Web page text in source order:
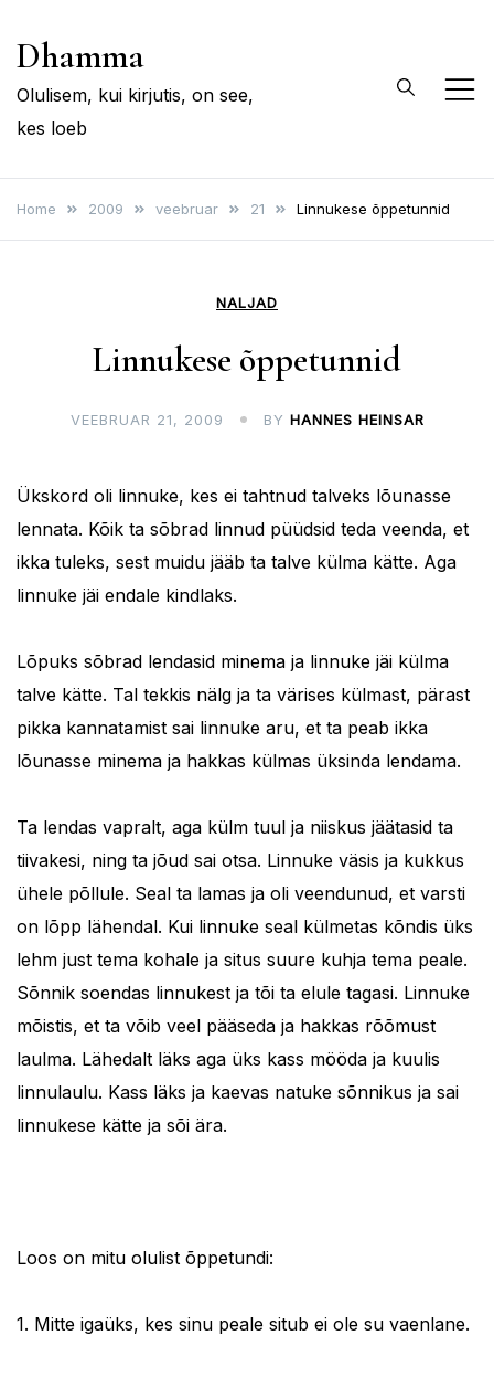
Dhamma
Olulisem, kui kirjutis, on see,
kes loeb
Home 2009 veebruar 21 Linnukese õppetunnid
NALJAD
Linnukese õppetunnid
VEEBRUAR 21, 2009 BY HANNES HEINSAR
Ükskord oli linnuke, kes ei tahtnud talveks lõunasse
lennata. Kõik ta sõbrad linnud püüdsid teda veenda, et
ikka tuleks, sest muidu jääb ta talve külma kätte. Aga
linnuke jäi endale kindlaks.
Lõpuks sõbrad lendasid minema ja linnuke jäi külma
talve kätte. Tal tekkis nälg ja ta värises külmast, pärast
pikka kannatamist sai linnuke aru, et ta peab ikka
lõunasse minema ja hakkas külmas üksinda lendama.
Ta lendas vapralt, aga külm tuul ja niiskus jäätasid ta
tiivakesi, ning ta jõud sai otsa. Linnuke väsis ja kukkus
ühele põllule. Seal ta lamas ja oli veendunud, et varsti
on lõpp lähendal. Kui linnuke seal külmetas kõndis üks
lehm just tema kohale ja situs suure kuhja tema peale.
Sõnnik soendas linnukest ja tõi ta elule tagasi. Linnuke
mõistis, et ta võib veel pääseda ja hakkas rõõmust
laulma. Lähedalt läks aga üks kass mööda ja kuulis
linnulaulu. Kass läks ja kaevas natuke sõnnikus ja sai
linnukese kätte ja sõi ära.
Loos on mitu olulist õppetundi:
1. Mitte igaüks, kes sinu peale situb ei ole su vaenlane.